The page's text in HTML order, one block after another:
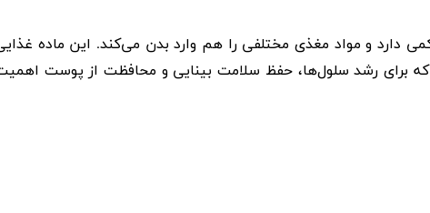
دارد و مواد مغذی مختلفی را هم وارد بدن می‌کند. این ماده
برای رشد سلول‌ها،‌ حفظ سلامت بینایی و محافظت از پوست